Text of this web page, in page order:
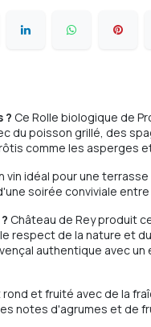
? Ce Rolle biologique de
du poisson grillé, des
comme les asperges
vin idéal pour une
soirée conviviale entre
Château de Rey produit
respect de la nature et
authentique avec
rond et fruité avec de la
notes d'agrumes et de